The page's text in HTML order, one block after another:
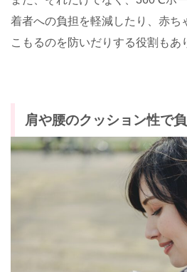
着者への負担を軽減したり、赤ち
こもるのを防いだりする役割もあ
肩や腰のクッション性で